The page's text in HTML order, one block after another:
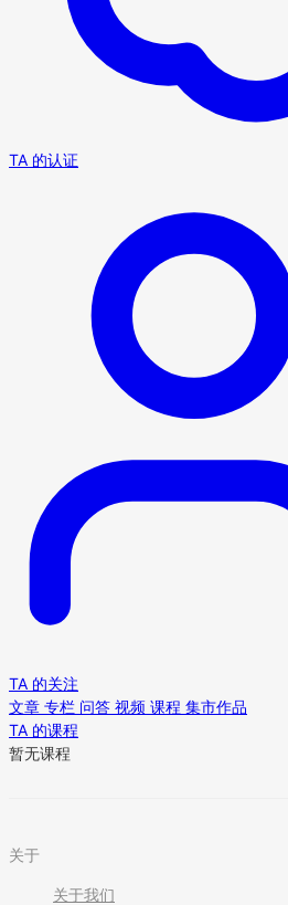
TA 的认证
TA 的关注
文章 专栏 问答 视频 课程 集市作品
TA 的课程
暂无课程
关于
关于我们